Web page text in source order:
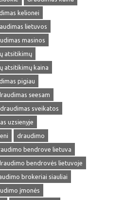
kelionei
lietuvos
masinos
atsitikimų
atsitikimų kaina
pigiau
seesam
draudimas sveikatos
uzsienyje
draudimo
bendrove lietuva
bendrovės lietuvoje
brokeriai siauliai
įmonės